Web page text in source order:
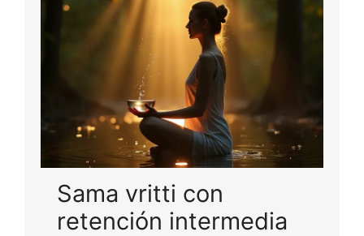
Sama vritti con
retención intermedia